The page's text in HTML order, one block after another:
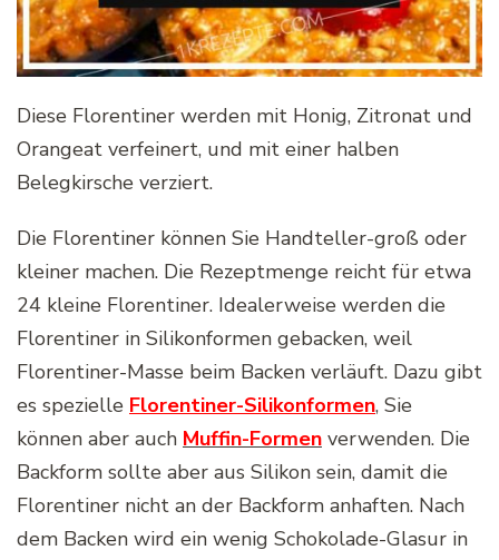
Diese Florentiner werden mit Honig, Zitronat und
Orangeat verfeinert, und mit einer halben
Belegkirsche verziert.
Die Florentiner können Sie Handteller-groß oder
kleiner machen. Die Rezeptmenge reicht für etwa
24 kleine Florentiner. Idealerweise werden die
Florentiner in Silikonformen gebacken, weil
Florentiner-Masse beim Backen verläuft. Dazu gibt
es spezielle Florentiner-Silikonformen, Sie
können aber auch Muffin-Formen verwenden. Die
Backform sollte aber aus Silikon sein, damit die
Florentiner nicht an der Backform anhaften. Nach
dem Backen wird ein wenig Schokolade-Glasur in